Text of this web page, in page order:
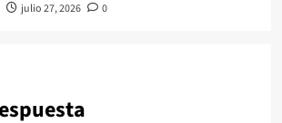
julio 27, 2026 0